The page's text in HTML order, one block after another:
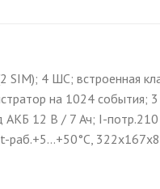
4 ШС; встроенная
на 1024
12 В / 7 Ач; I-
раб.+5…+50°С,